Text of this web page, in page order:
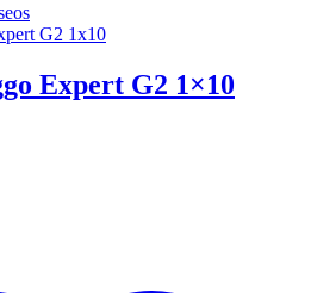
Expert G2 1×10